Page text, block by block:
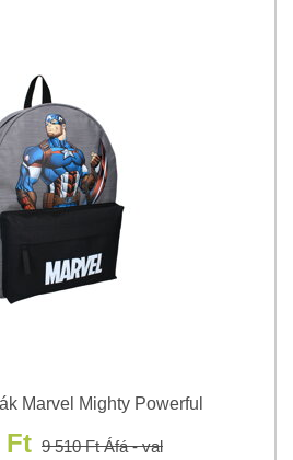
Marvel Mighty Powerful
Ft 9 510 FtÁfá - val